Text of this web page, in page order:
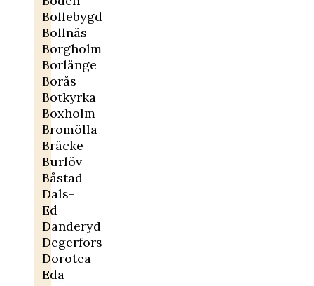
Bollebygd
Bollnäs
Borgholm
Borlänge
Borås
Botkyrka
Boxholm
Bromölla
Bräcke
Burlöv
Båstad
Dals-
Ed
Danderyd
Degerfors
Dorotea
Eda